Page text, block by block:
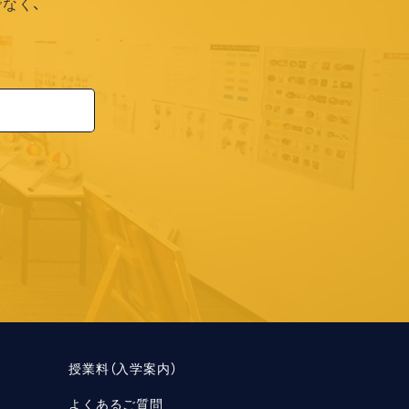
く、
授業料（入学案内）
よくあるご質問